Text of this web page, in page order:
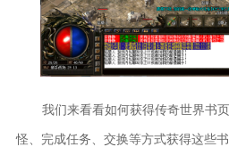
我们来看看如何获得传奇世界书
怪、完成任务、交换等方式获得这些